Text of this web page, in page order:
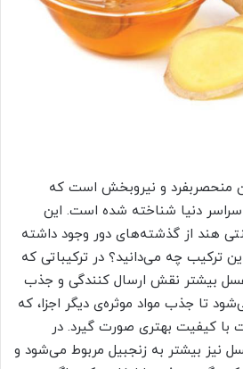
منحصربفرد و نیروبخش است که
سراسر دنیا شناخته شده است. این
هند از گذشته‌های دور وجود داشته
ترکیب چه می‌دانید؟ در ترکیباتی که
بیشتر نقش ارسال کنندگی و جذب
تا جذب مواد موثره‌ی دیگر اجزا، که
با کیفیت بهتری صورت گیرد. در
نیز بیشتر به زنجبیل مربوط می‌شود و